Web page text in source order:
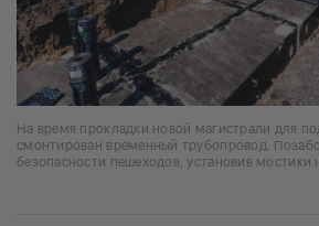
На время прокладки новой магистрали для
смонтирован временный трубопровод.
безопасности пешеходов, установив мостики